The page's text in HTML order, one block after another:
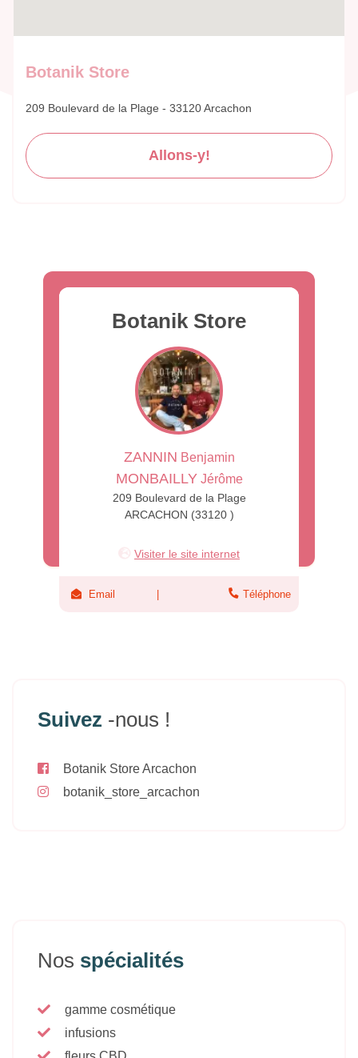
Botanik Store
209 Boulevard de la Plage - 33120 Arcachon
Allons-y!
Botanik Store
ZANNIN Benjamin
MONBAILLYJérôme
209 Boulevard de la Plage
ARCACHON (33120 )
Visiter le site internet
Email Téléphone
Suivez -nous !
Botanik Store Arcachon
botanik_store_arcachon
Nos spécialités
gamme cosmétique
infusions